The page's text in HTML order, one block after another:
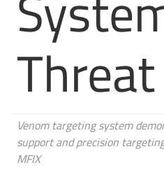
Threat
Venom targeting system
support and precision
MFIX